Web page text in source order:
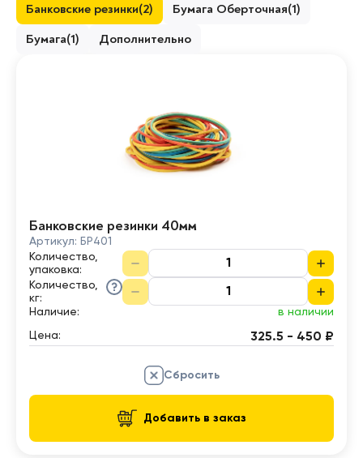
Банковские резинки(2) Бумага Оберточная(1)
Бумага(1) Дополнительно
Банковские резинки 40мм
Артикул: БР401
Количество,
упаковка:
Количество,
кг:
Наличие:
в наличии
Цена: 325.5 - 450 ₽
Сбросить
Добавить в заказ